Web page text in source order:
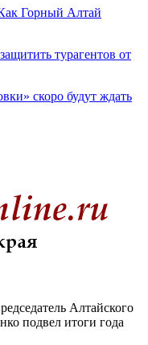
Горный Алтай
турагентов от
скоро будут ждать
Алтайского
подвел итоги года